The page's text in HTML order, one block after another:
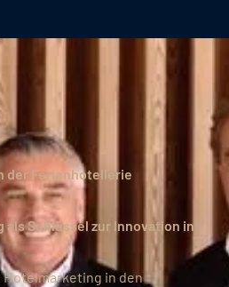
in den
der Ferienhotellerie
Schlüssel zur Innovation in